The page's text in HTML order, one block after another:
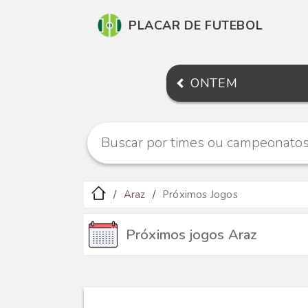
PLACAR DE FUTEBOL
ONTEM
Araz Próximos Jogos
Próximos jogos Araz